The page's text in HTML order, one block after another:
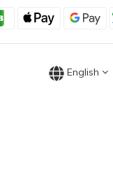
English